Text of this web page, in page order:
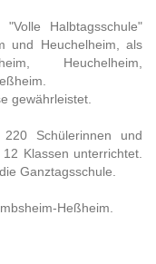
Halbtagsschule"
und Heuchelheim, als
Heuchelheim,
gewährleistet.
220 Schülerinnen und
Klassen unterrichtet.
Ganztagsschule.
Heßheim.